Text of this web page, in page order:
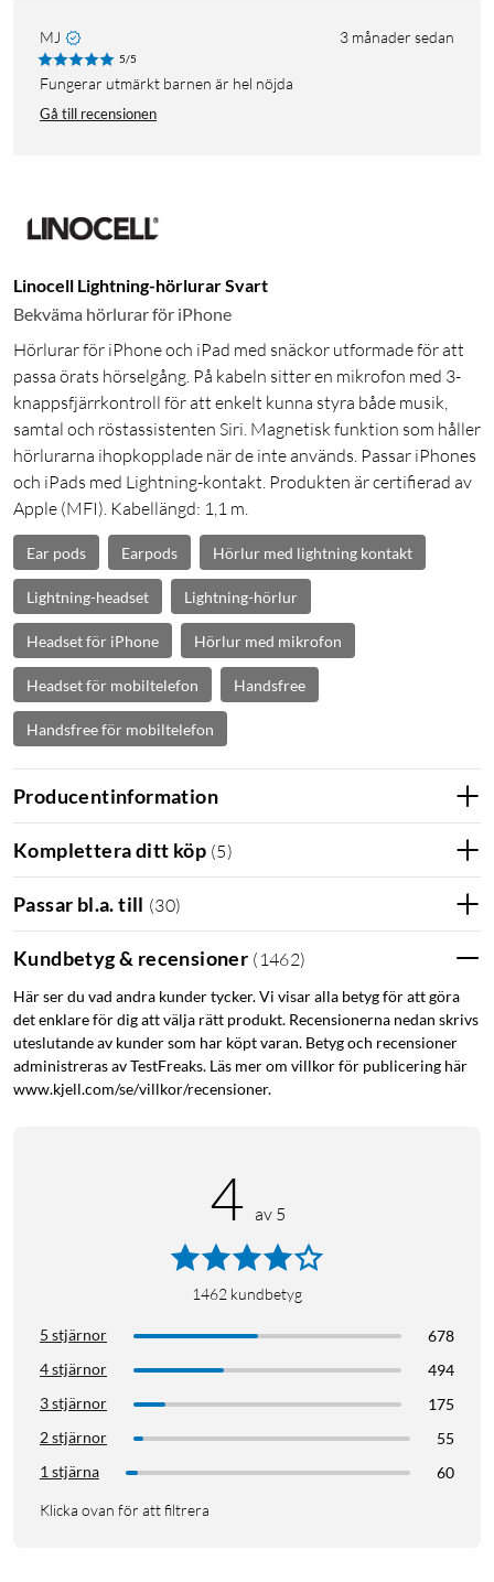
MJ 3 månader sedan
5/5
Fungerar utmärkt barnen är hel nöjda
Gå till recensionen
Linocell Lightning-hörlurar Svart
Bekväma hörlurar för iPhone
Hörlurar för iPhone och iPad med snäckor utformade för att
passa örats hörselgång. På kabeln sitter en mikrofon med 3-
knappsfjärrkontroll för att enkelt kunna styra både musik,
samtal och röstassistenten Siri. Magnetisk funktion som håller
hörlurarna ihopkopplade när de inte används. Passar iPhones
och iPads med Lightning-kontakt. Produkten är certifierad av
Apple (MFI). Kabellängd: 1,1 m.
Ear pods Earpods Hörlur med lightning kontakt
Lightning-headset Lightning-hörlur
Headset för iPhone Hörlur med mikrofon
Headset för mobiltelefon Handsfree
Handsfree för mobiltelefon
Producentinformation
Komplettera ditt köp (5)
Passar bl.a. till (30)
Kundbetyg & recensioner ( 1462)
Här ser du vad andra kunder tycker. Vi visar alla betyg för att göra
det enklare för dig att välja rätt produkt. Recensionerna nedan skrivs
uteslutande av kunder som har köpt varan. Betyg och recensioner
administreras av TestFreaks. Läs mer om villkor för publicering här
www.kjell.com/se/villkor/recensioner.
4 av 5
1462 kundbetyg
5 stjärnor
678
4 stjärnor
494
3 stjärnor
175
2 stjärnor
55
1 stjärna
60
Klicka ovan för att filtrera